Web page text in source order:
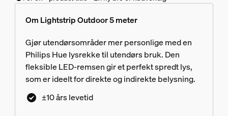
Om Lightstrip Outdoor 5 meter
Gjør utendørsområder mer personlige med en
Philips Hue lysrekke til utendørs bruk. Den
fleksible LED-remsen gir et perfekt spredt lys,
som er ideelt for direkte og indirekte belysning.
±10 års levetid